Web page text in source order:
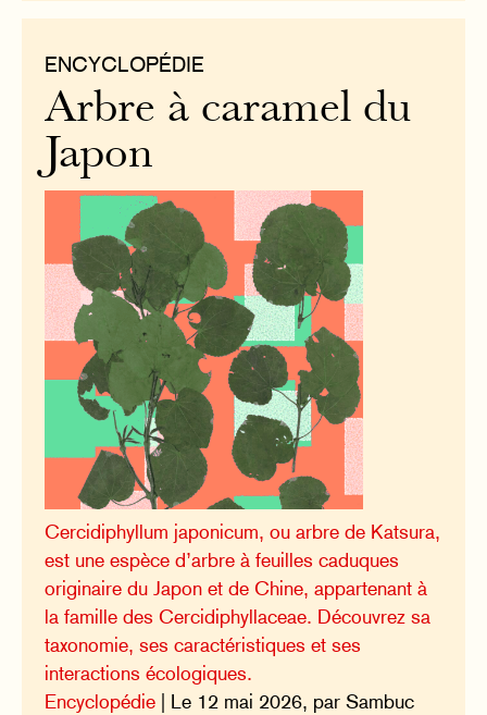
ENCYCLOPÉDIE
Arbre à caramel du
Japon
Cercidiphyllum japonicum, ou arbre de Katsura,
est une espèce d’arbre à feuilles caduques
originaire du Japon et de Chine, appartenant à
la famille des Cercidiphyllaceae. Découvrez sa
taxonomie, ses caractéristiques et ses
interactions écologiques.
Encyclopédie | Le 12 mai 2026, par Sambuc